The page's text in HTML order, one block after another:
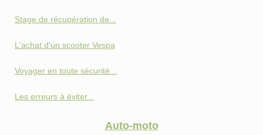
Stage de récupération de...
L'achat d'un scooter Vespa
Voyager en toute sécurité...
Les erreurs à éviter...
Auto-moto